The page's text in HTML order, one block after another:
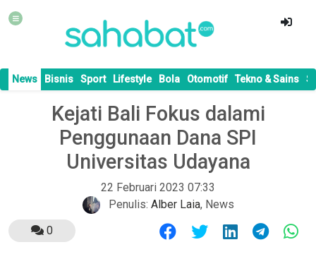
News Bisnis Sport Lifestyle Bola Otomotif Tekno & Sains
Kejati Bali Fokus dalami
Penggunaan Dana SPI
Universitas Udayana
22 Februari 2023 07:33
Penulis: Alber Laia, News
0